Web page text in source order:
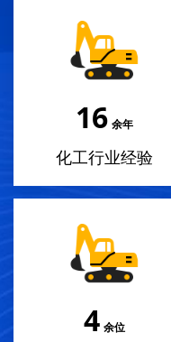
18 余年
化工行业经验
4 余位